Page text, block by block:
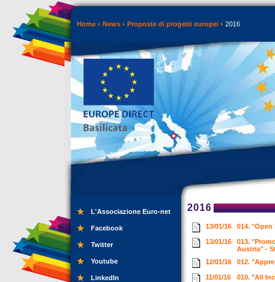
Home News Proposte di progetti europei 2016
L'Associazione Euro-net
Facebook
Twitter
Youtube
LinkedIn
2016
13/01/16 014.
13/01/16
013.
Austria" -
12/01/16
012.
11/01/16 010. "All